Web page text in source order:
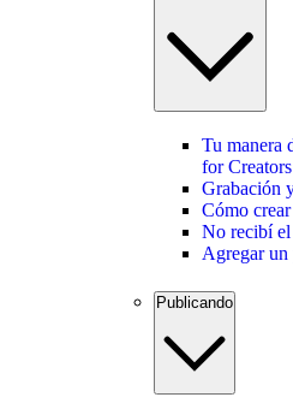
Tu manera
for Creators
Grabación
Cómo
No recibí
Agregar un
Publicando